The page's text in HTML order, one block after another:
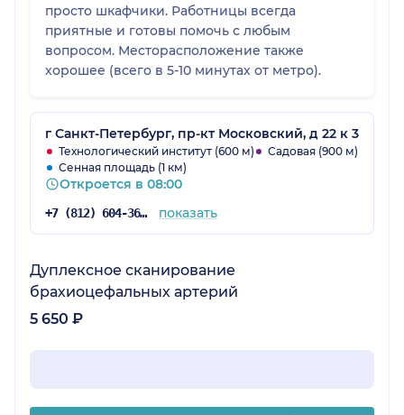
просто шкафчики. Работницы всегда
приятные и готовы помочь с любым
вопросом. Месторасположение также
хорошее (всего в 5-10 минутах от метро).
г Санкт-Петербург, пр-кт Московский, д 22 к 3
Технологический институт (600 м)
Садовая (900 м)
Сенная площадь (1 км)
Откроется в 08:00
+7 (812) 604-36-05 показать
Дуплексное сканирование
брахиоцефальных артерий
5 650 ₽